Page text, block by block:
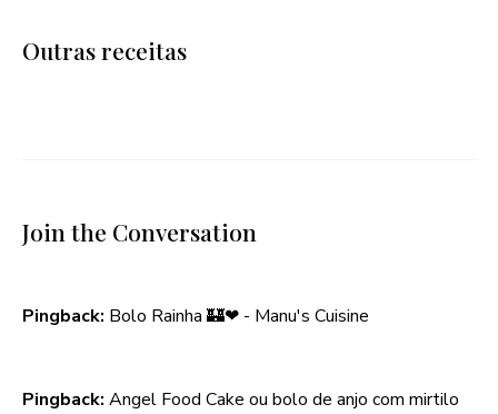
Outras receitas
Join the Conversation
Pingback: Bolo Rainha 🏰❤ - Manu's Cuisine
Pingback: Angel Food Cake ou bolo de anjo com mirtilo